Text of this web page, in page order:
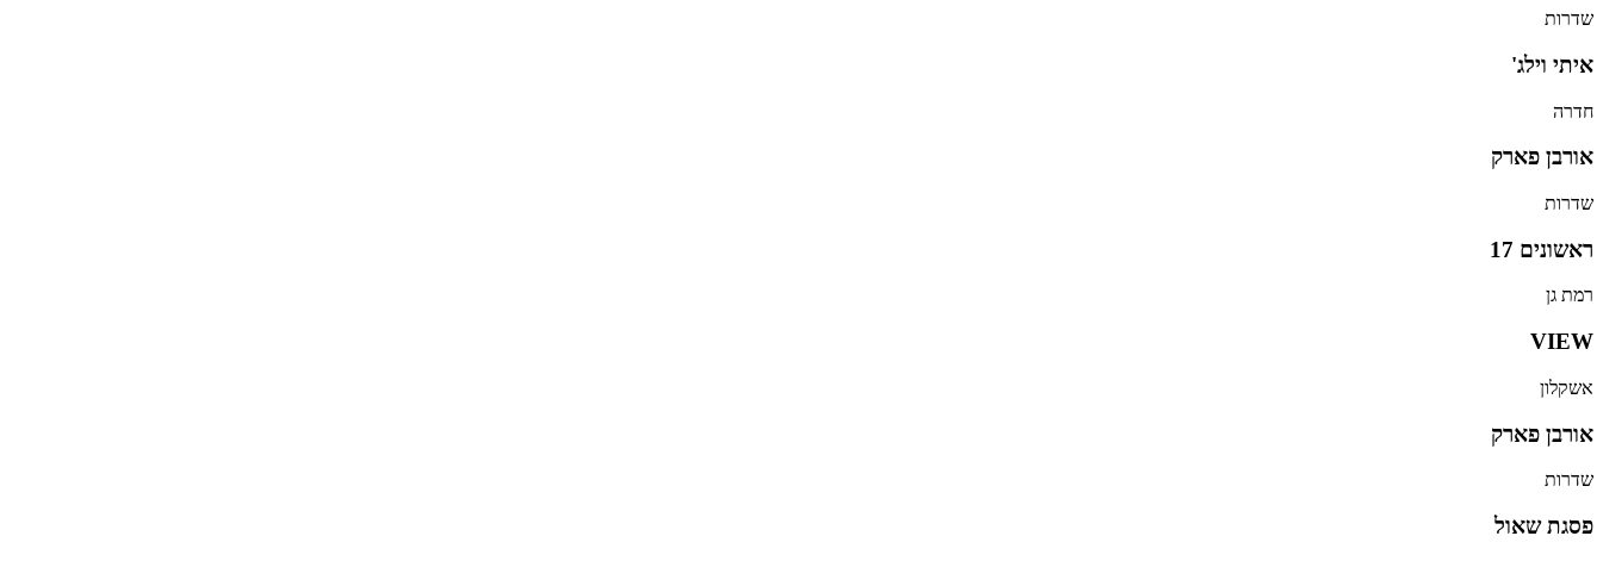
שדרות
איתי וילג'
חדרה
אורבן פארק
שדרות
ראשונים 17
רמת גן
VIEW
אשקלון
אורבן פארק
שדרות
פסגת שאול